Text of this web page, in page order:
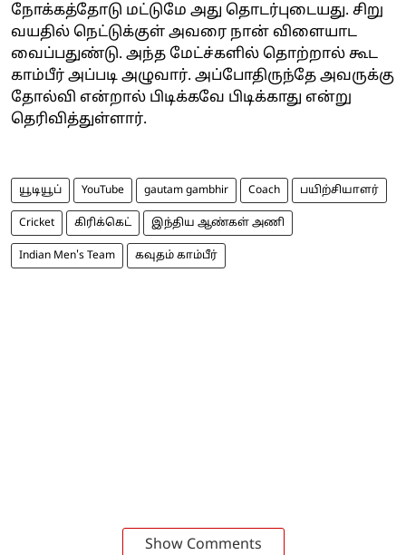
நோக்கத்தோடு மட்டுமே அது தொடர்புடையது. சிறு
வயதில் நெட்டுக்குள் அவரை நான் விளையாட
வைப்பதுண்டு. அந்த மேட்ச்களில் தொற்றால் கூட
காம்பீர் அப்படி அழுவார். அப்போதிருந்தே அவருக்கு
தோல்வி என்றால் பிடிக்கவே பிடிக்காது என்று
தெரிவித்துள்ளார்.
யூடியூப் YouTube gautam gambhir Coach பயிற்சியாளர்
Cricket கிரிக்கெட் இந்திய ஆண்கள் அணி
Indian Men's Team கவுதம் காம்பீர்
Show Comments